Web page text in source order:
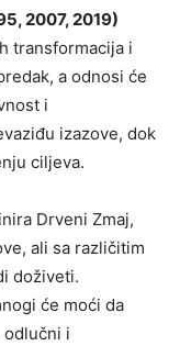
2007, 2019)
transformacija i
a odnosi će
i
izazove, dok
ciljeva.
Drveni Zmaj,
ali sa različitim
doživeti.
će moći da
odlučni i